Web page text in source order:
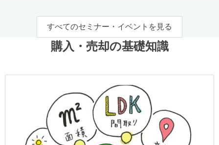
すべてのセミナー・イベントを見る
購入・売却の基礎知識